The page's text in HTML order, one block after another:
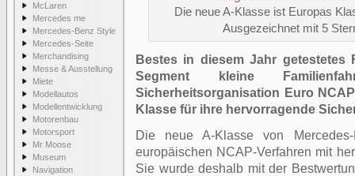
McLaren
Mercedes me
Mercedes-Benz Style
Mercedes-Seite
Merchandising
Messe & Ausstellung
Miete
Modellautos
Modellentwicklung
Motorenbau
Motorsport
Mr Moose
Museum
Navigation
Die neue A-Klasse ist Europas
Ausgezeichnet mit 5
Bestes in diesem Jahr getestetes
Segment kleine
Sicherheitsorganisation Euro
Klasse für ihre hervorragende
Die neue A-Klasse von
europäischen NCAP-Verfahren mit
Sie wurde deshalb mit der